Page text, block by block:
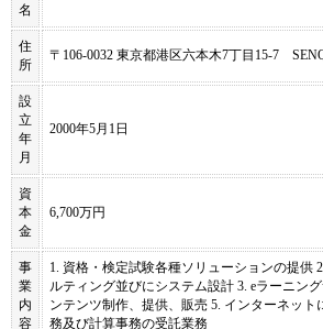
名
住
所
〒106-0032 東京都港区六本木7丁目15-7
設
立
年
月
2000年5月1日
資
本
金
6,700万円
事
業
内
容
1. 資格・検定試験各種ソリューションの提供
ルティング並びにシステム設計 3. eラーニン
ンテンツ制作、提供、販売 5. インターネッ
務及び計算事務の受託業務